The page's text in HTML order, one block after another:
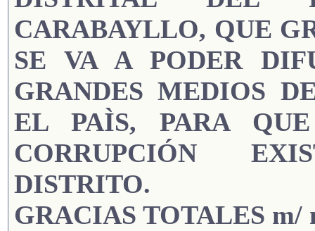
CARABAYLLO, QUE
SE VA A PODER
GRANDES MEDIOS
EL PAÌS, PARA
CORRUPCIÓN
DISTRITO.
GRACIAS TOTALES m/